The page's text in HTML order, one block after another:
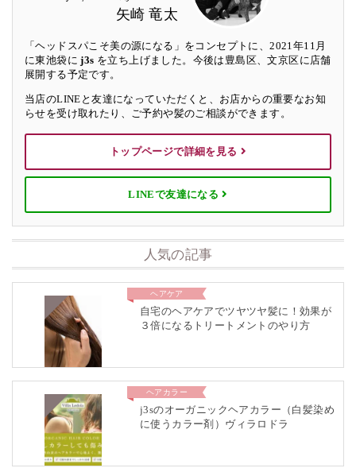
矢崎 竜太
「ヘッドスパこそ美の源になる」をコンセプトに、2021年11月
に東池袋にj3s を立ち上げました。今後は豊島区、文京区に店舗
展開する予定です。
当店のLINEと友達になっていただくと、お店からの重要なお知
らせを受け取れたり、ご予約や髪のご相談ができます。
トップページで詳細を見る
LINEで友達になる
人気の記事
ヘアケア
自宅のヘアケアでツヤツヤ髪に！効果が
３倍になるトリートメントのやり方
ヘアカラー
j3sのオーガニックヘアカラー（白髪染め
に使うカラー剤）ヴィラロドラ